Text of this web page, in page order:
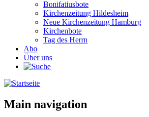
Bonifatiusbote
Kirchenzeitung Hildesheim
Neue Kirchenzeitung Hamburg
Kirchenbote
Tag des Herrn
Abo
Über uns
Main navigation